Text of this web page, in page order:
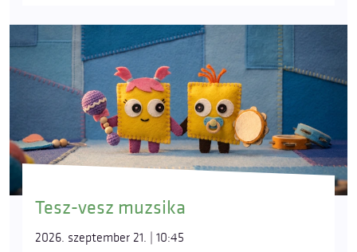
Tesz-vesz muzsika
2026. szeptember 21. | 10:45